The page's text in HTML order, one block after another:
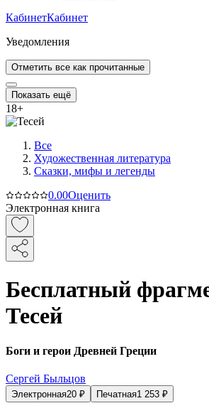
КабинетКабинет
Уведомления
Отметить все как прочитанные
Показать ещё
18+
Все
Художественная литература
Сказки, мифы и легенды
0.00Оценить
Электронная книга
Бесплатный
Тесей
Боги и герои Древней Греции
Сергей Быльцов
Электронная20 ₽ Печатная1 253 ₽